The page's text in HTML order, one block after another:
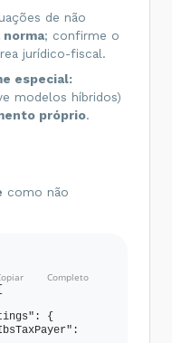
de não
norma; confirme o
jurídico-fiscal.
especial:
modelos híbridos)
próprio.
como não
{